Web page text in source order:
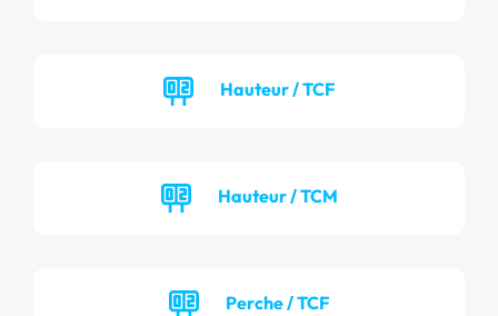
Hauteur / TCF
Hauteur / TCM
Perche / TCF